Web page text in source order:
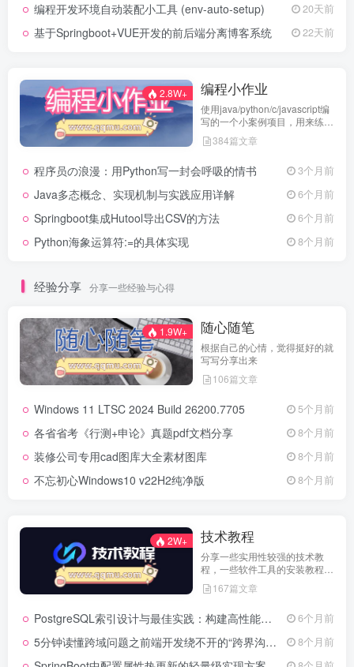
编程开发环境自动装配小工具 (env-auto-setup) 20天前
基于Springboot+VUE开发的前后端分离博客系统 22天前
2.8W+ 编程小作业
使用java/python/c/javascript编
写的一个小案例项目，用来练习
代码编程
384篇文章
程序员の浪漫：用Python写一封会呼吸的情书 3个月前
Java多态概念、实现机制与实践应用详解 6个月前
Springboot集成Hutool导出CSV的方法 6个月前
Python海象运算符:=的具体实现 8个月前
经验分享 分享一些经验与心得
1.9W+ 随心随笔
根据自己的心情，觉得挺好的就
写写分享出来
106篇文章
Windows 11 LTSC 2024 Build 26200.7705 5个月前
各省省考《行测+申论》真题pdf文档分享 8个月前
装修公司专用cad图库大全素材图库 8个月前
不忘初心Windows10 v22H2纯净版 8个月前
2W+ 技术教程
分享一些实用性较强的技术教
程，一些软件工具的安装教程，
以及一些工具的实用方法，环境
配置等等
167篇文章
PostgreSQL索引设计与最佳实践：构建高性能数据库的基石 6个月前
5分钟读懂跨域问题之前端开发绕不开的“跨界沟通”难题 8个月前